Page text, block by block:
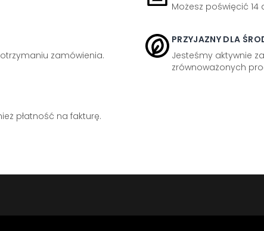
Możesz poświęcić
zamówienia.
PRZYJAZNY DLA
Jesteśmy aktywnie
zrównoważonych
płatność na fakturę.